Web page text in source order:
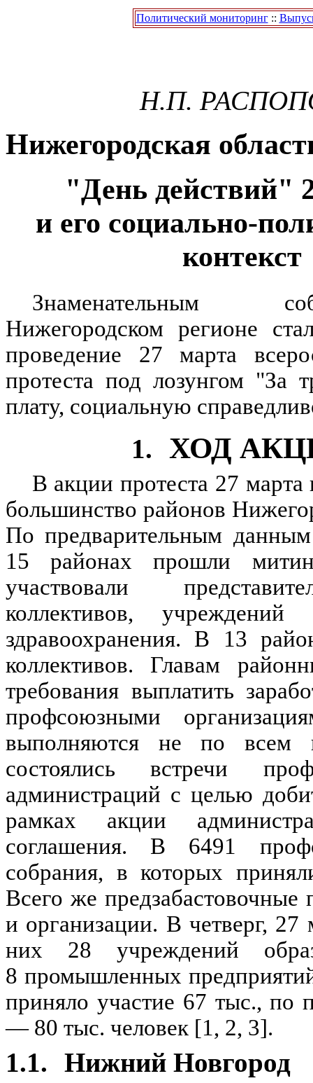
Политический мониторинг::
Н.П.
Нижегородская
"День действий"
и его социально-
контекст
Знаменательным
Нижегородском регионе
проведение 27 марта
протеста под лозунгом "За
плату, социальную
1. ХОД
В акции протеста 27 марта
большинство районов
По предварительным
15 районах прошли
участвовали
коллективов, учреждений
здравоохранения. В 13
коллективов. Главам
требования выплатить
профсоюзными
выполняются не по всем
состоялись встречи
администраций с целью
рамках акции
соглашения. В 6491
собрания, в которых
Всего же
и организации. В четверг, 27
них 28 учреждений
8 промышленных
приняло участие 67 тыс., по
— 80 тыс. человек [1, 2, 3].
1.1. Нижний Новгород